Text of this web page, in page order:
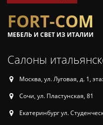
FORT-COM
МЕБЕЛЬ И СВЕТ ИЗ ИТАЛИИ
Салоны
Москва, ул. Луговая, д. 1,
Сочи, ул. Пластунская, 81
Екатеринбург ул.